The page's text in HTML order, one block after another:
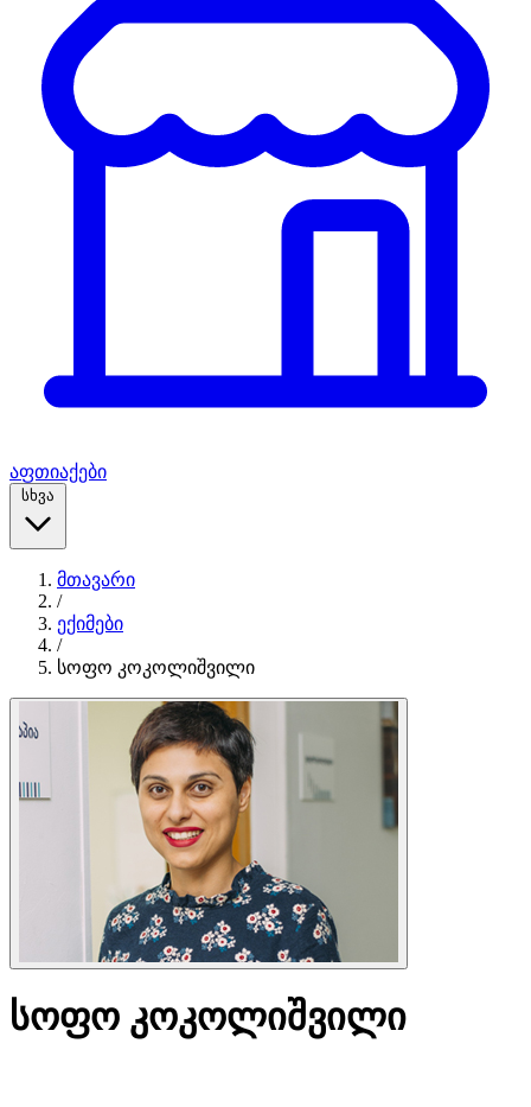
აფთიაქები
სხვა
მთავარი
/
ექიმები
/
სოფო კოკოლიშვილი
სოფო კოკოლიშვილი